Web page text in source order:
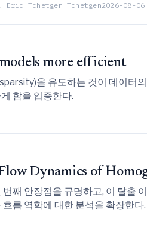
Eric Tchetgen Tchetgen2026-08-06
more efficient
을 유도하는 것이 데이터
함을 입증한다.
Dynamics of
째 안장점을 규명하고, 이 탈출
름 역학에 대한 분석을 확장한다.